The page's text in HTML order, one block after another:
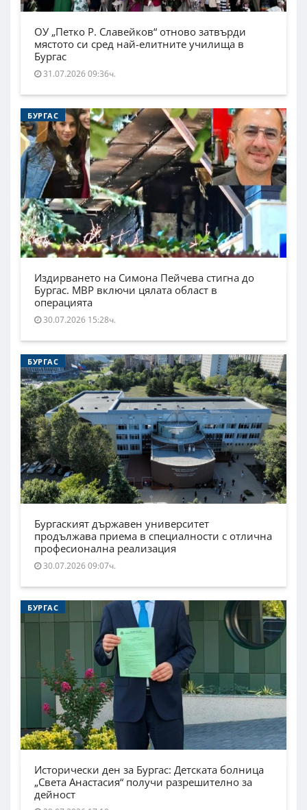
ОУ „Петко Р. Славейков“ отново затвърди
мястото си сред най-елитните училища в
Бургас
31.07.2026 09:36ч.
БУРГАС
Издирването на Симона Пейчева стигна до
Бургас. МВР включи цялата област в
операцията
30.07.2026 15:28ч.
БУРГАС
Бургаският държавен университет
продължава приема в специалности с отлична
професионална реализация
30.07.2026 09:07ч.
БУРГАС
Исторически ден за Бургас: Детската болница
„Света Анастасия“ получи разрешително за
дейност